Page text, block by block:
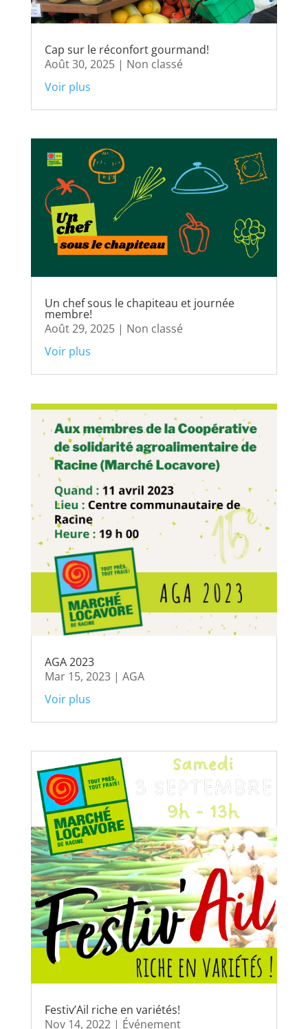
Cap sur le réconfort gourmand!
Août 30, 2025| Non classé
Voir plus
Un chef sous le chapiteau et journée
membre!
Août 29, 2025| Non classé
Voir plus
AGA 2023
Mar 15, 2023| AGA
Voir plus
Festiv’Ail riche en variétés!
Nov 14, 2022| Événement